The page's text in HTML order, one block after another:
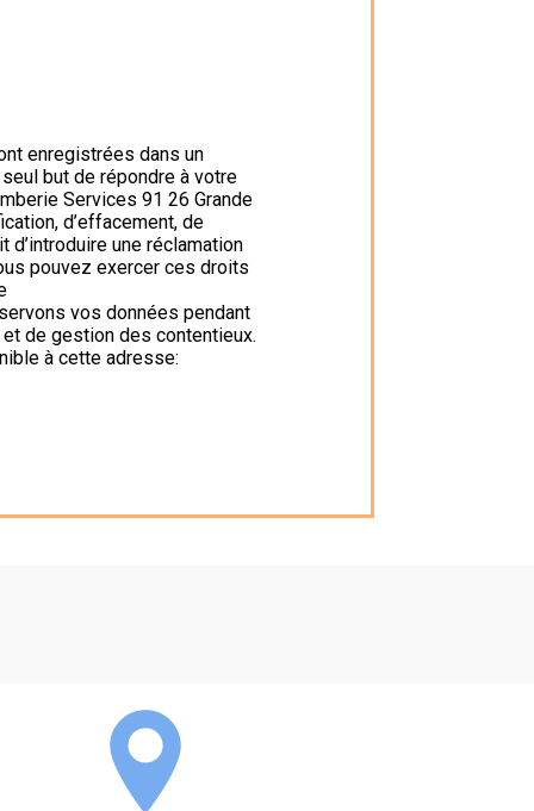
enregistrées dans un
but de répondre à votre
Services 91 26 Grande
d’effacement, de
une réclamation
pouvez exercer ces droits
vos données pendant
de gestion des contentieux.
à cette adresse: